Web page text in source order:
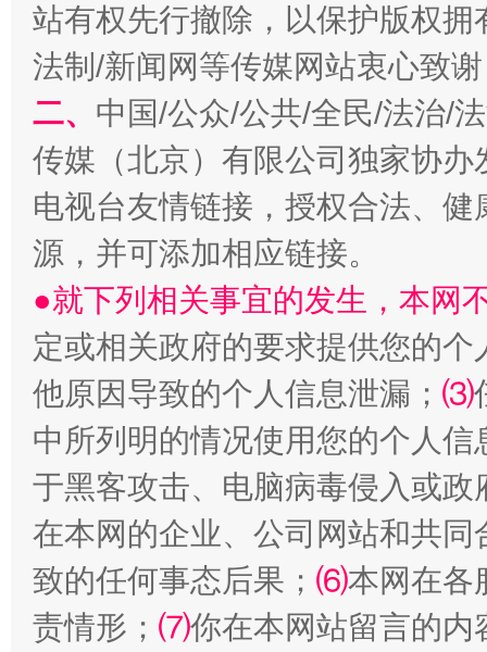
生
揭批美国五大"原罪" "炒
站有权先行撤除，以保护版权
法制/新闻网等传媒网站衷心致
二、 中国/公众/公共/全民/法治/
传媒（北京）有限公司独家协
电视台友情链接，授权合法、
源，并可添加相应链接。
●就下列相关事宜的发生，本网
定或相关政府的要求提供您的个
他原因导致的个人信息泄漏； ⑶
中所列明的情况使用您的个人
于黑客攻击、电脑病毒侵入或
在本网的企业、公司网站和共
致的任何事态后果； ⑹本网在各
责情形； ⑺你在本网站留言的内